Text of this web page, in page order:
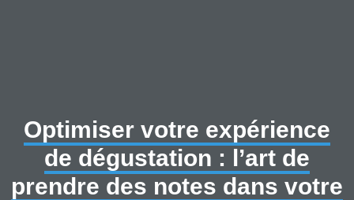
Optimiser votre expérience
de dégustation : l’art de
prendre des notes dans votre